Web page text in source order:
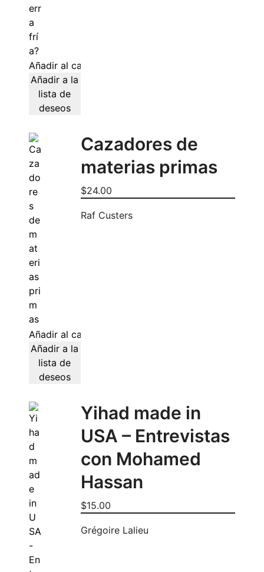
Añadir al carrito
Añadir a la
lista de
deseos
Añadir al carrito
Añadir a la
lista de
deseos
Cazadores de
materias primas
$24.00
Raf Custers
Yihad made in
USA – Entrevistas
con Mohamed
Hassan
$15.00
Grégoire Lalieu